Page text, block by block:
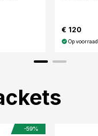
€ 120
Op voorraad
-59%